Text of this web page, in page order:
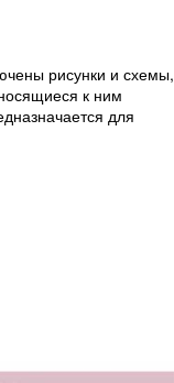
рисунки и схемы,
к ним
для